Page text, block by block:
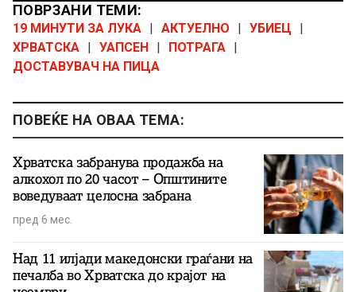
ПОВРЗАНИ ТЕМИ:
19 МИНУТИ ЗА ЛУКА | АКТУЕЛНО | УБИЕЦ
|
ХРВАТСКА | УАПСЕН | ПОТРАГА |
ДОСТАВУВАЧ НА ПИЦА
ПОВЕЌЕ НА ОВАА ТЕМА:
Хрватска забранува продажба на
алкохол по 20 часот – Општините
воведуваат целосна забрана
пред 6 мес.
Над 11 илјади македонски граѓани на
печалба во Хрватска до крајот на